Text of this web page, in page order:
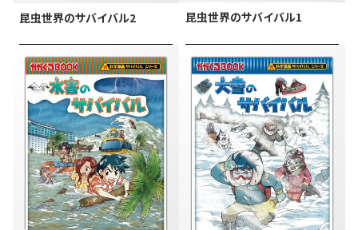
昆虫世界のサバイバル2 昆虫世界のサバイバル1